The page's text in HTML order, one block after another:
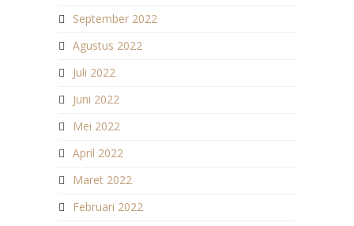
September 2022
Agustus 2022
Juli 2022
Juni 2022
Mei 2022
April 2022
Maret 2022
Februari 2022